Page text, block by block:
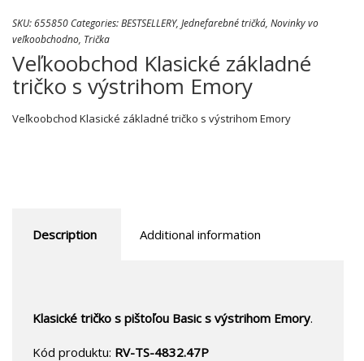
SKU:655850 Categories:BESTSELLERY, Jednefarebné tričká, Novinky vo
veľkoobchodno, Trička
Veľkoobchod Klasické základné
tričko s výstrihom Emory
Veľkoobchod Klasické základné tričko s výstrihom Emory
Description Additional information
Klasické tričko s pištoľou Basic s výstrihom Emory.
Kód produktu: RV-TS-4832.47P